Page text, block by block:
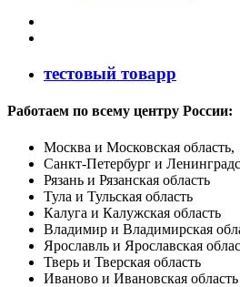
тестовый товарр
Работаем по всему центру России:
Москва и Московская область,
Санкт-Петербург и
Рязань и Рязанская область
Тула и Тульская область
Калуга и Калужская область
Владимир и Владимирская
Ярославль и Ярославская
Тверь и Тверская область
Иваново и Ивановская область